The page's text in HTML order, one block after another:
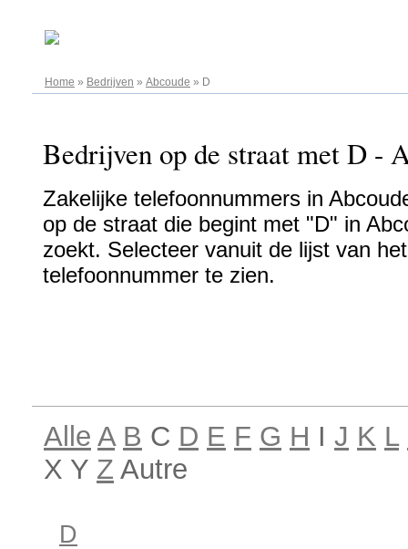
Home » Bedrijven » Abcoude » D
Bedrijven op de straat met D -
Zakelijke telefoonnummers in
op de straat die begint met "D" in
zoekt. Selecteer vanuit de lijst van
telefoonnummer te zien.
Alle A B C D E F G H I J K L
X Y Z Autre
D